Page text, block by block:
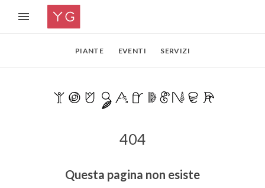
PIANTE EVENTI SERVIZI
404
Questa pagina non esiste